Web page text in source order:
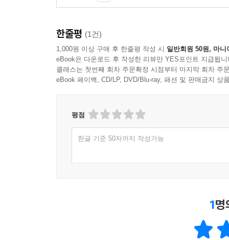
한줄평 (1건)
1,000원 이상 구매 후 한줄평 작성 시 일반회원 50원, 마니
eBook은 다운로드 후 작성한 리뷰만 YES포인트 지급됩니
클래스는 첫번째 회차 주문확정 시점부터 마지막 회차 주
eBook 페이백, CD/LP, DVD/Blu-ray, 패션 및 판매금지 상
평점
한글 기준 50자까지 작성가능
1명